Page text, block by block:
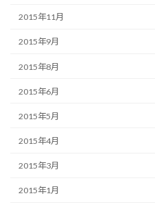
2015年11月
2015年9月
2015年8月
2015年6月
2015年5月
2015年4月
2015年3月
2015年1月